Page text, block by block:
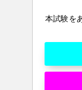
本試験を